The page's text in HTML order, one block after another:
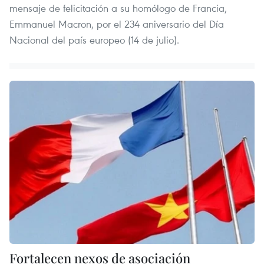
mensaje de felicitación a su homólogo de Francia,
Emmanuel Macron, por el 234 aniversario del Día
Nacional del país europeo (14 de julio).
Fortalecen nexos de asociación